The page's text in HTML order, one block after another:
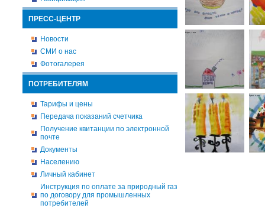
ПРЕСС-ЦЕНТР
Новости
СМИ о нас
Фотогалерея
ПОТРЕБИТЕЛЯМ
Тарифы и цены
Передача показаний счетчика
Получение квитанции по электронной
почте
Документы
Населению
Личный кабинет
Инструкция по оплате за природный газ
по договору для промышленных
потребителей